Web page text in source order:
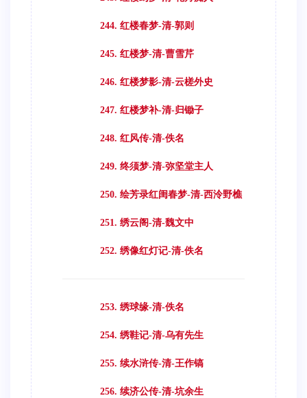
244. 红楼春梦-清-郭则
245. 红楼梦-清-曹雪芹
246. 红楼梦影-清-云槎外史
247. 红楼梦补-清-归锄子
248. 红风传-清-佚名
249. 终须梦-清-弥坚堂主人
250. 绘芳录红闺春梦-清-西泠野樵
251. 绣云阁-清-魏文中
252. 绣像红灯记-清-佚名
253. 绣球缘-清-佚名
254. 绣鞋记-清-乌有先生
255. 续水浒传-清-王作镐
256. 续济公传-清-坑余生